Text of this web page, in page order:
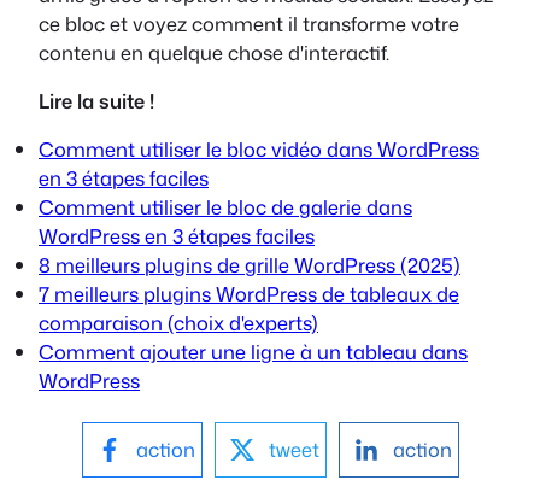
ce bloc et voyez comment il transforme votre
contenu en quelque chose d'interactif.
Lire la suite !
Comment utiliser le bloc vidéo dans WordPress
en 3 étapes faciles
Comment utiliser le bloc de galerie dans
WordPress en 3 étapes faciles
8 meilleurs plugins de grille WordPress (2025)
7 meilleurs plugins WordPress de tableaux de
comparaison (choix d'experts)
Comment ajouter une ligne à un tableau dans
WordPress
action tweet action